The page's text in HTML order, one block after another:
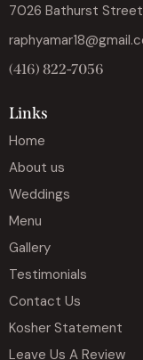
7026 Bathurst
(416) 822-7056
Links
Home
About us
Weddings
Menu
Gallery
Testimonials
Contact Us
Kosher Statement
Leave Us A Review